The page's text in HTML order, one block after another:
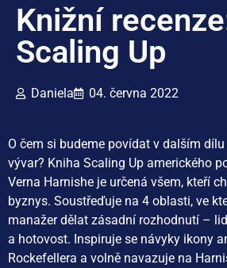
Knižní
Scaling Up
Daniela 04. června 2022
O čem si budeme povídat v dalším
vývar? Kniha Scaling Up amerického
Verna Harnishe je určená všem, kteří
byznys. Soustřeďuje na 4 oblasti, ve
manažer dělat zásadní rozhodnutí –
a hotovost. Inspiruje se návyky ikony
Rockefellera a volně navazuje na